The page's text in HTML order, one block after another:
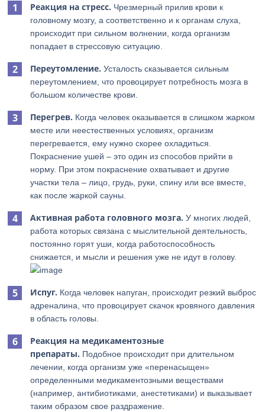
Реакция на стресс. Чрезмерный прилив крови к
головному мозгу, а соответственно и к органам слуха,
происходит при сильном волнении, когда организм
попадает в стрессовую ситуацию.
Переутомление. Усталость сказывается сильным
переутомлением, что провоцирует потребность мозга в
большом количестве крови.
Перегрев. Когда человек оказывается в слишком жарком
месте или неестественных условиях, организм
перегревается, ему нужно скорее охладиться.
Покраснение ушей – это один из способов прийти в
норму. При этом покраснение охватывает и другие
участки тела – лицо, грудь, руки, спину или все вместе,
как после жаркой сауны.
Активная работа головного мозга.У многих людей,
работа которых связана с мыслительной деятельность,
постоянно горят уши, когда работоспособность
снижается, и мысли и решения уже не идут в голову.
Испуг. Когда человек напуган, происходит резкий выброс
адреналина, что провоцирует скачок кровяного давления
в область головы.
Реакция на медикаментозные
препараты. Подобное происходит при длительном
лечении, когда организм уже «перенасыщен»
определенными медикаментозными веществами
(например, антибиотиками, анестетиками) и выказывает
таким образом свое раздражение.